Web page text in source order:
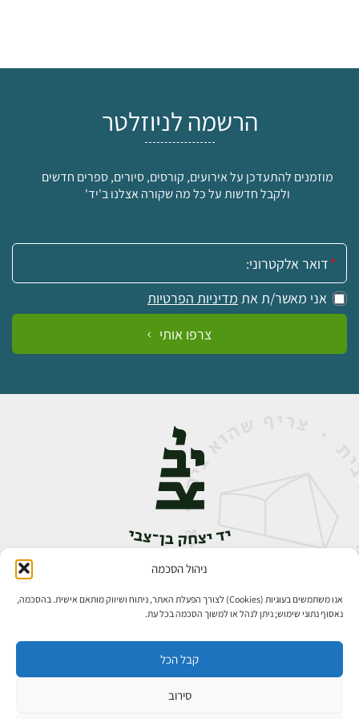
ניהול הסכמה
אנו משתמשים בעוגיות (Cookies) לצורך הפעלת האתר, ניתוח ושיווק מותאם אישית. בהסכמה,
נאסוף נתוני שימוש; ניתן לנהל או למשוך הסכמה בכל עת.
קבל הכל
סירוב
הרשמה לניוזלטר
מוזמנים להתעדכן על אירועים, קורסים, סיורים, ספרים חדשים
ולקבל חדשות על כל מה שקורה אצלנו ב'יד'
אימייל:
אני מאשר/ת את מדיניות הפרטיות
צרפו אותי
אבן גבירול 14, רחביה, ירושלים